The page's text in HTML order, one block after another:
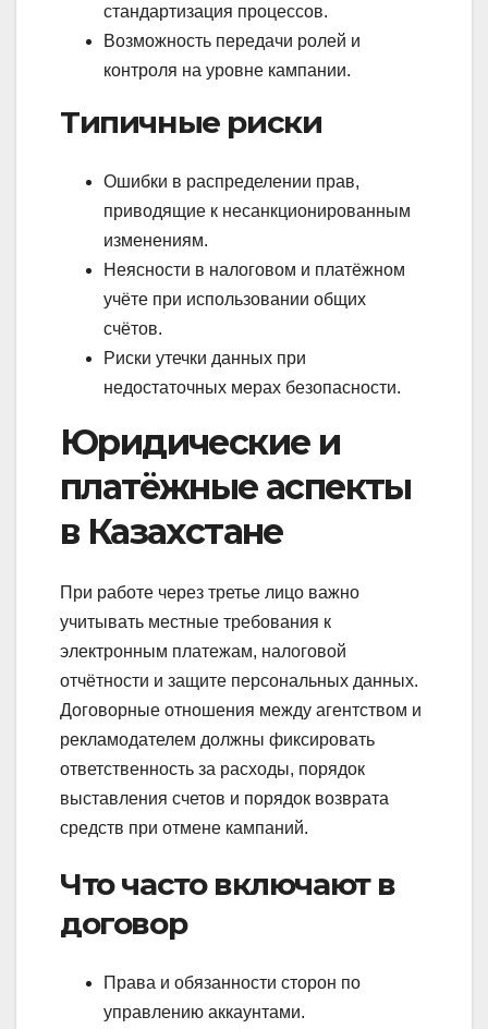
стандартизация процессов.
Возможность передачи ролей и
контроля на уровне кампании.
Типичные риски
Ошибки в распределении прав,
приводящие к несанкционированным
изменениям.
Неясности в налоговом и платёжном
учёте при использовании общих
счётов.
Риски утечки данных при
недостаточных мерах безопасности.
Юридические и
платёжные аспекты
в Казахстане
При работе через третье лицо важно
учитывать местные требования к
электронным платежам, налоговой
отчётности и защите персональных данных.
Договорные отношения между агентством и
рекламодателем должны фиксировать
ответственность за расходы, порядок
выставления счетов и порядок возврата
средств при отмене кампаний.
Что часто включают в
договор
Права и обязанности сторон по
управлению аккаунтами.